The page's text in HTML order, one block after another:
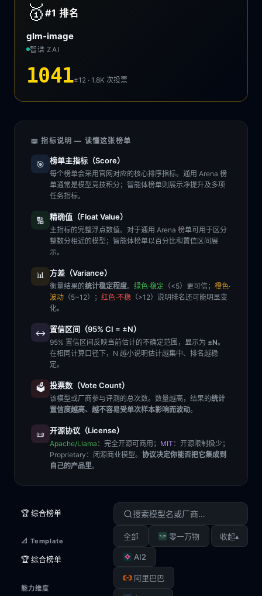
🥇 #1排名
glm-image
智谱 ZAI
1041±12 · 1.8K次投票
📖 指标说明 — 读懂这张榜单
🎯 榜单主指标（Score）
每个榜单会采用官网对应的核心排序指标。通用 Arena 榜
单通常是模型竞技积分；智能体榜单则展示净提升及多项
任务指标。
🔢 精确值（Float Value）
主指标的完整浮点数值。对于通用 Arena 榜单可用于区分
整数分相近的模型；智能体榜单以百分比和置信区间展
示。
📊 方差（Variance）
衡量结果的统计稳定程度。 绿色·稳定 （<5）更可信； 橙色·
波动 （5~12）； 红色·不稳 （>12）说明排名还可能明显变
化。
↔️ 置信区间（95% CI = ±N）
95% 置信区间反映当前估计的不确定范围，显示为 ±N。
在相同计算口径下，N 越小说明估计越集中、排名越稳
定。
🗳️ 投票数（Vote Count）
该模型或厂商参与评测的总次数。数量越高，结果的统计
置信度越高、越不容易受单次样本影响而波动。
📜 开源协议（License）
Apache/Llama ：完全开源可商用； MIT ：开源限制极少；
Proprietary ：闭源商业模型。 协议决定你能否把它集成到
自己的产品里。
🏆 综合榜单
📐 Template
🏆 综合榜单
能力维度
全部 零一万物
AI2
阿里巴巴
收起▴